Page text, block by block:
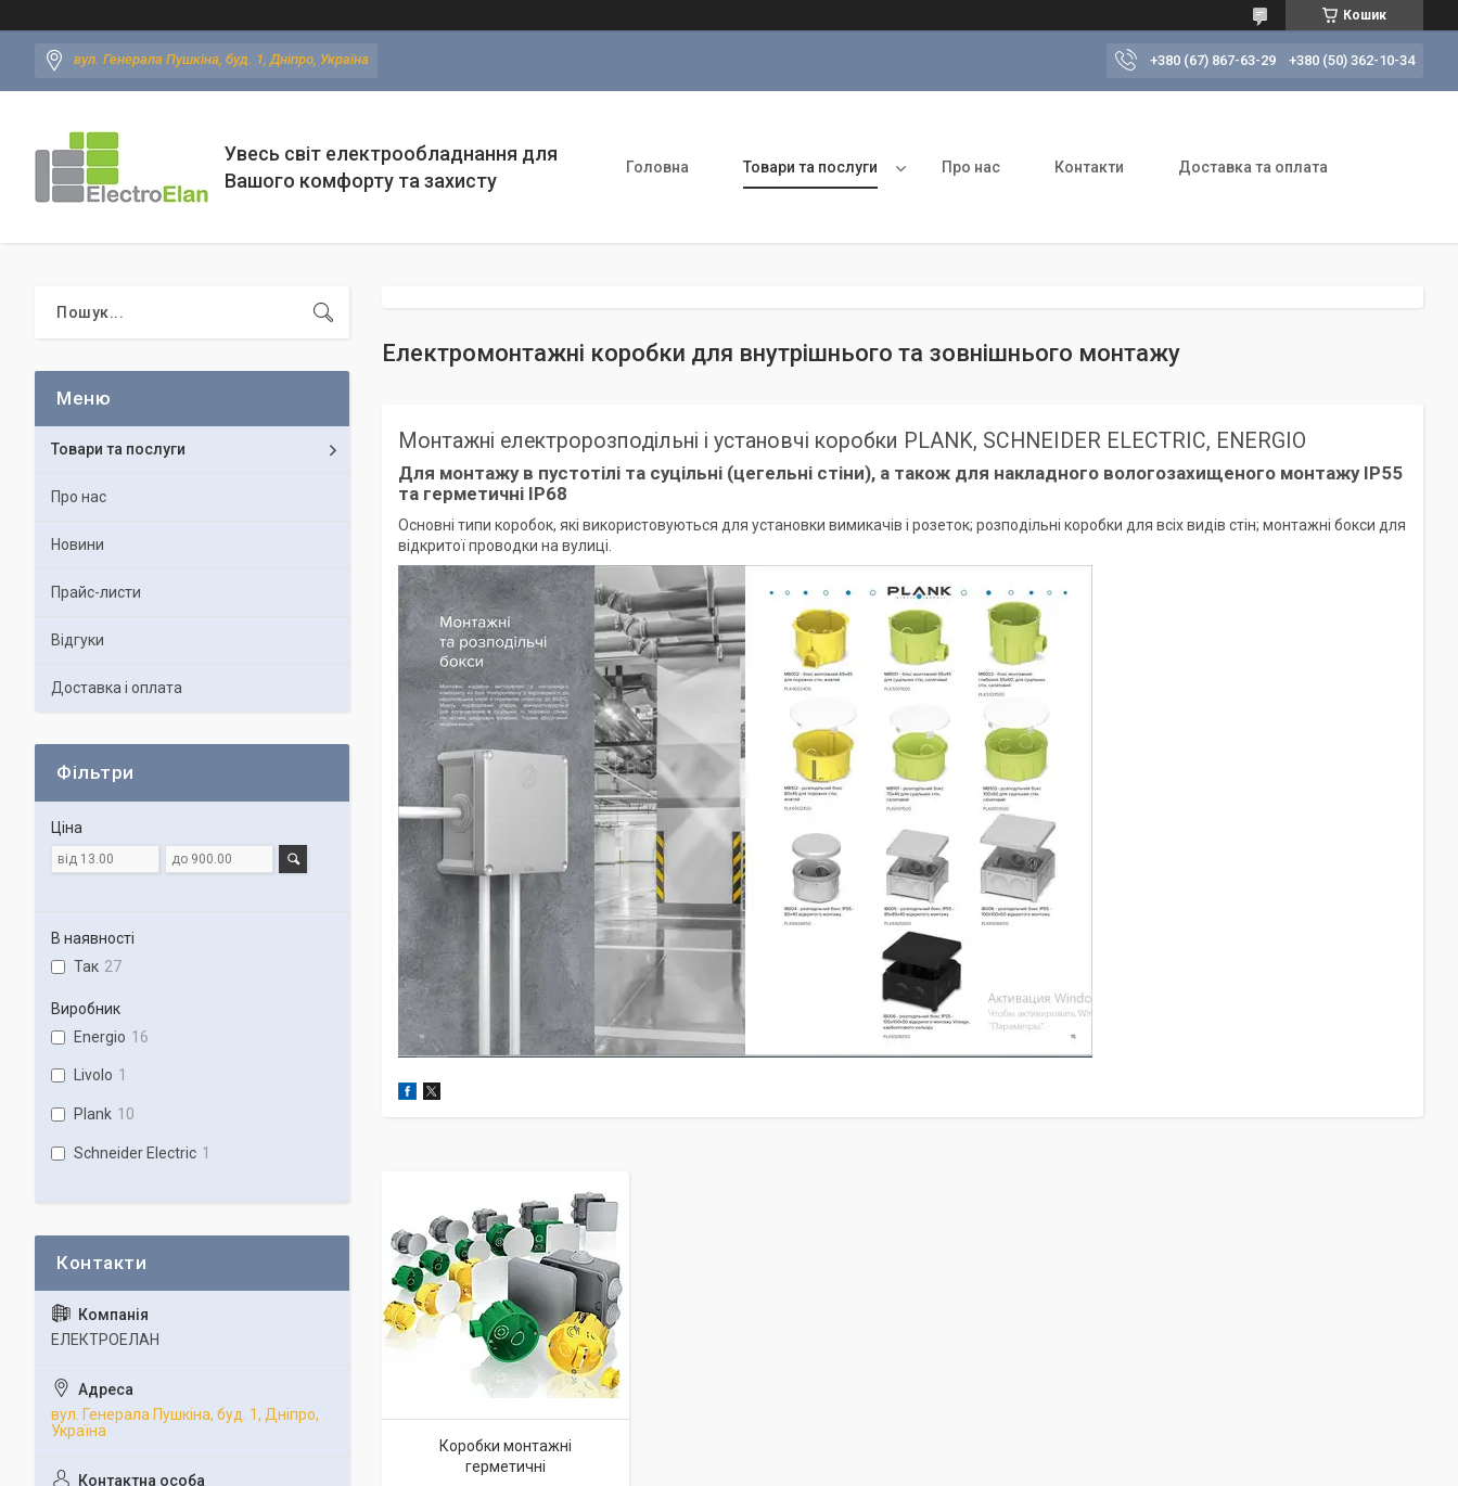
Кошик
вул. Генерала Пушкіна, буд. 1, Дніпро, Україна +380 (67) 867-63-29 +380 (50) 362-10-34
Увесь світ електрообладнання для
Вашого комфорту та захисту
Головна Товари та послуги Про нас Контакти Доставка та оплата
Електромонтажні коробки для внутрішнього та зовнішнього монтажу
Монтажні електророзподільні і установчі коробки PLANK, SCHNEIDER ELECTRIC, ENERGIO
Для монтажу в пустотілі та суцільні (цегельні стіни), а також для накладного вологозахищеного монтажу IP55
та герметичні IP68
Основні типи коробок, які використовуються для установки вимикачів і розеток; розподільні коробки для всіх видів стін; монтажні бокси для
відкритої проводки на вулиці.
Коробки монтажні
герметичні
Товари та послуги
Про нас
Новини
Прайс-листи
Відгуки
Доставка і оплата
Фільтри
Ціна
В наявності
Так 27
Виробник
Energio 16
Livolo 1
Plank 10
Schneider Electric 1
ЕЛЕКТРОЕЛАН
вул. Генерала Пушкіна, буд. 1, Дніпро,
Україна